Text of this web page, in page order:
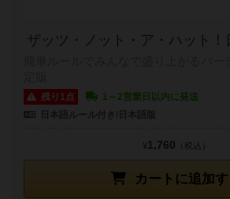
ザッツ・ノット・ア・ハット！
残り1点
1～2営業日以内に発送
カートに追加す
¥1,760 （税込）